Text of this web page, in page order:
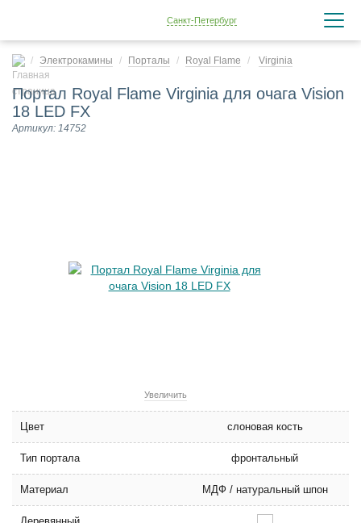
Санкт-Петербург
Электрокамины Порталы Royal Flame Virginia
Портал Royal Flame Virginia для очага Vision
18 LED FX
Артикул: 14752
Увеличить
Цвет слоновая кость
Тип портала фронтальный
Материал МДФ / натуральный шпон